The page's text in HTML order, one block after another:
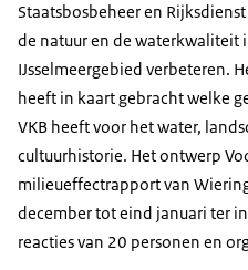
Staatsbosbeheer en
de natuur en de waterkwaliteit
IJsselmeergebied verbeteren.
heeft in kaart gebracht welke
VKB heeft voor het water,
cultuurhistorie. Het ontwerp
milieueffectrapport van
december tot eind januari ter
reacties van 20 personen en